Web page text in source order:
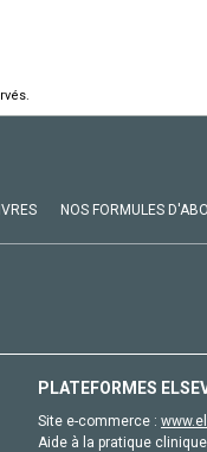
NOS FORMULES
PLATEFORMES
Site e-commerce :
Aide à la pratique